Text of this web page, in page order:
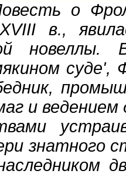
о
в.,
новеллы.
суде',
и
знатного